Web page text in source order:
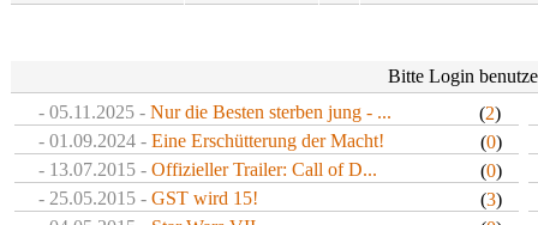
Bitte Login
- 05.11.2025 - Nur die Besten sterben jung - ... (2)
- 01.09.2024 - Eine Erschütterung der Macht! (0)
- 13.07.2015 - Offizieller Trailer: Call of D... (0)
- 25.05.2015 - GST wird 15! (3)